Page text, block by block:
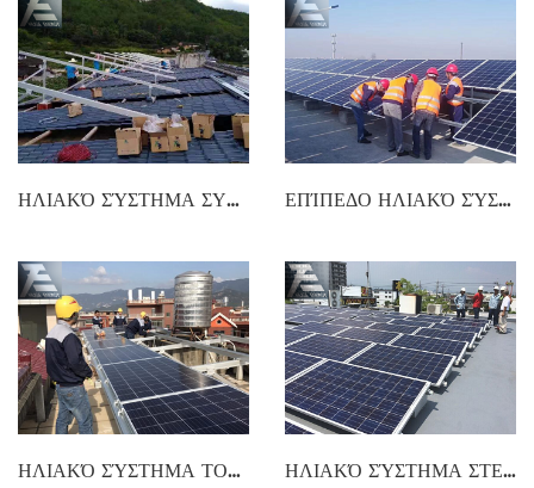
ΗΛΙΑΚΌ ΣΎΣΤΗΜΑ ΣΥΝΑΡΜΟΛΌΓΗΣΗΣ ΜΕ ΣΤΈΓΗ ΕΠΊΠΕΔΟ ΗΛΙΑΚΌ ΣΎΣΤΗΜΑ ΣΥΝΑΡΜΟΛΌΓΗΣΗΣ
ΗΛΙΑΚΌ ΣΎΣΤΗΜΑ ΤΟΠΟΘΈΤΗΣΗΣ ΟΡΟΦΉΣ ΗΛΙΑΚΌ ΣΎΣΤΗΜΑ ΣΤΕΡΈΩΣΗΣ ΈΡΜΑΤΟΣ